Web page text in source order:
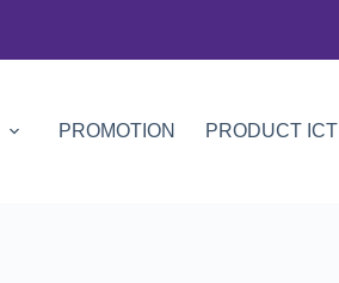
PROMOTION PRODUCT ICT